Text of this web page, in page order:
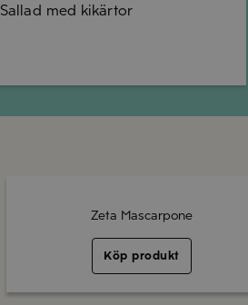
Sallad med kikärtor
Zeta Mascarpone
Köp produkt